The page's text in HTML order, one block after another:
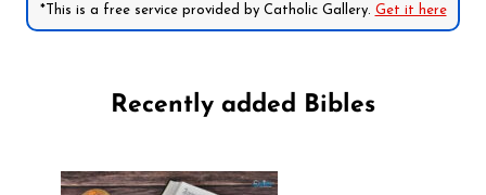
*This is a free service provided by Catholic Gallery. Get it here
Recently added Bibles